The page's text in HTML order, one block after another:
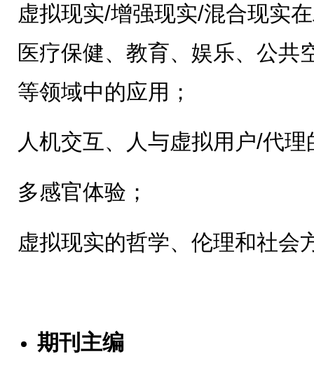
虚拟现实/增强现实/混合现实
医疗保健、教育、娱乐、公共
等领域中的应用；
人机交互、人与虚拟用户/代理
多感官体验；
虚拟现实的哲学、伦理和社会
期刊主编